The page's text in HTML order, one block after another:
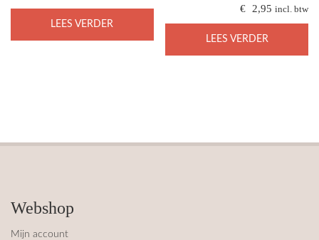
LEES VERDER
€ 2,95 incl. btw
LEES VERDER
Webshop
Mijn account